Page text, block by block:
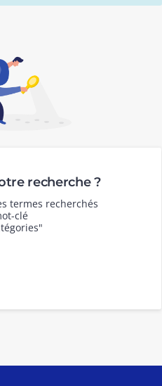
recherche ?
termes recherchés
clé